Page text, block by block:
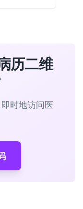
历二维
时地访问医